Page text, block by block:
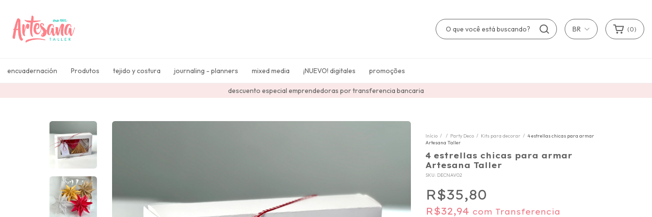
descuento especial emprendedoras por transferencia bancaria
BR (0)
encuadernación Produtos tejido y costura journaling - planners mixed media ¡NUEVO! digitales promoções
Início / / Party Deco / Kits para decorar / 4 estrellas chicas para armar
Artesana Taller
4 estrellas chicas para armar
Artesana Taller
SKU: DECNAV02
R$35,80
R$32,94 com Transferencia